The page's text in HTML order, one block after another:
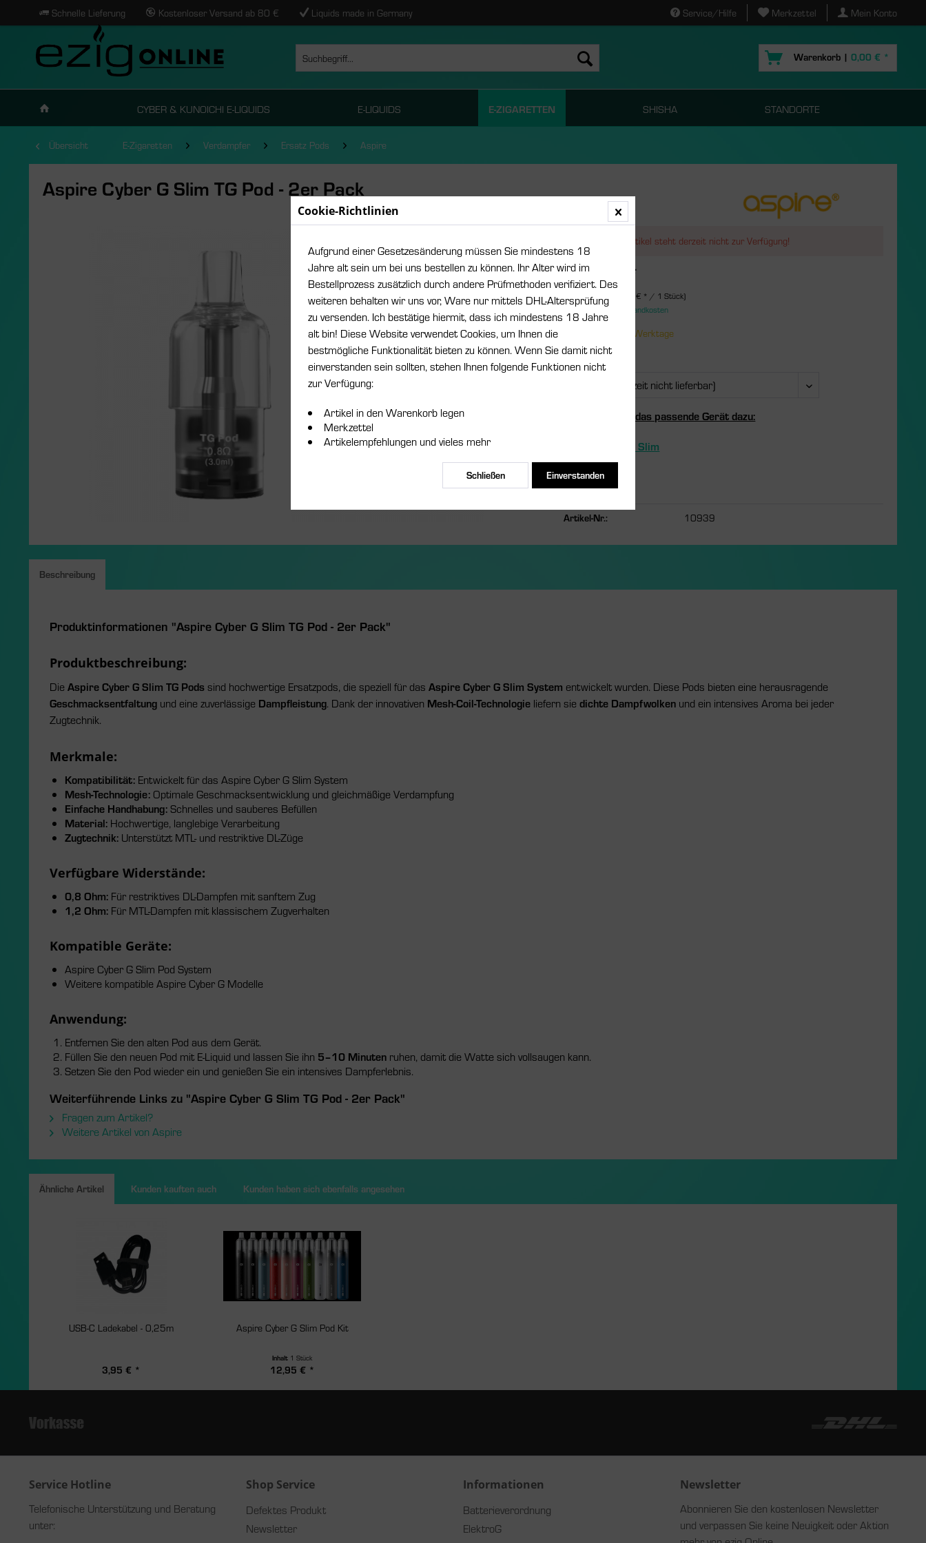
Schnelle Lieferung Kostenloser Versand ab 80 € Liquids made in Germany Service/Hilfe Merkzettel Mein Konto
Warenkorb | 0,00 € *
CYBER & KUNOICHI E-LIQUIDS E-LIQUIDS E-ZIGARETTEN SHISHA STANDORTE
Übersicht E-Zigaretten Verdampfer Ersatz Pods Aspire
Aspire Cyber G Slim TG Pod - 2er Pack
Dieser Artikel steht derzeit nicht zur Verfügung!
5,99 € *
Inhalt:2 Stück (3,00 € * / 1 Stück)
inkl. MwSt.
zzgl. Versandkosten
Lieferzeit 1-3 Werktage
Ausführung:
Hier finden Sie das passende Gerät dazu:
Aspire Cyber G Slim
Merken
Artikel-Nr.: 10939
Beschreibung
Produktinformationen "Aspire Cyber G Slim TG Pod - 2er Pack"
Produktbeschreibung:
Die Aspire Cyber G Slim TG Pods sind hochwertige Ersatzpods, die speziell für das Aspire Cyber G Slim System entwickelt wurden. Diese Pods bieten eine herausragende
Geschmacksentfaltung und eine zuverlässige Dampfleistung. Dank der innovativen Mesh-Coil-Technologie liefern sie dichte Dampfwolken und ein intensives Aroma bei jeder
Zugtechnik.
Merkmale:
Kompatibilität: Entwickelt für das Aspire Cyber G Slim System
Mesh-Technologie: Optimale Geschmacksentwicklung und gleichmäßige Verdampfung
Einfache Handhabung:Schnelles und sauberes Befüllen
Material: Hochwertige, langlebige Verarbeitung
Zugtechnik: Unterstützt MTL- und restriktive DL-Züge
Verfügbare Widerstände:
0,8 Ohm: Für restriktives DL-Dampfen mit sanftem Zug
1,2 Ohm: Für MTL-Dampfen mit klassischem Zugverhalten
Kompatible Geräte:
Aspire Cyber G Slim Pod System
Weitere kompatible Aspire Cyber G Modelle
Anwendung:
Entfernen Sie den alten Pod aus dem Gerät.
Füllen Sie den neuen Pod mit E-Liquid und lassen Sie ihn 5–10 Minuten ruhen, damit die Watte sich vollsaugen kann.
Setzen Sie den Pod wieder ein und genießen Sie ein intensives Dampferlebnis.
Weiterführende Links zu "Aspire Cyber G Slim TG Pod - 2er Pack"
Fragen zum Artikel?
Weitere Artikel von Aspire
Ähnliche Artikel Kunden kauften auch Kunden haben sich ebenfalls angesehen
USB-C Ladekabel - 0,25m
3,95 € *
Aspire Cyber G Slim Pod Kit
Inhalt 1 Stück
12,95 € *
Service Hotline
Telefonische Unterstützung und Beratung
unter:
Shop Service
Defektes Produkt
Newsletter
Informationen
Batterieverordnung
ElektroG
Newsletter
Abonnieren Sie den kostenlosen Newsletter
und verpassen Sie keine Neuigkeit oder Aktion
Cookie-Richtlinien
Aufgrund einer Gesetzesänderung müssen Sie mindestens 18
Jahre alt sein um bei uns bestellen zu können. Ihr Alter wird im
Bestellprozess zusätzlich durch andere Prüfmethoden verifiziert. Des
weiteren behalten wir uns vor, Ware nur mittels DHL-Altersprüfung
zu versenden. Ich bestätige hiermit, dass ich mindestens 18 Jahre
alt bin! Diese Website verwendet Cookies, um Ihnen die
bestmögliche Funktionalität bieten zu können. Wenn Sie damit nicht
einverstanden sein sollten, stehen Ihnen folgende Funktionen nicht
zur Verfügung:
Artikel in den Warenkorb legen
Merkzettel
Artikelempfehlungen und vieles mehr
Einverstanden
Schließen